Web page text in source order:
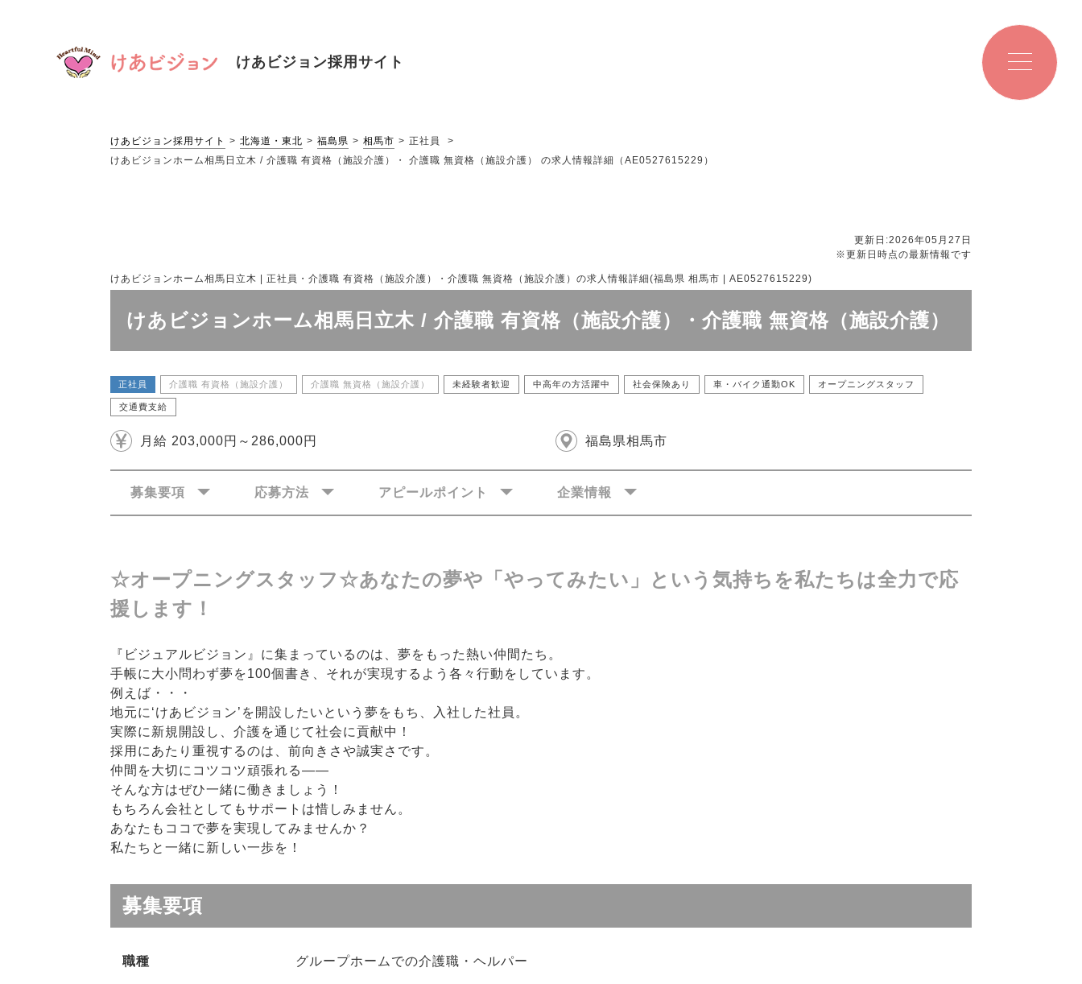
けあビジョン採用サイト
けあビジョン採用サイト 北海道・東北 福島県 相馬市
正社員
けあビジョンホーム相馬日立木 / 介護職 有資格（施設介護）・ 介護職 無資格（施設介護） の求人情報詳細（AE0527615229）
更新日:2026年05月27日
※更新日時点の最新情報です
けあビジョンホーム相馬日立木 | 正社員・介護職 有資格（施設介護）・介護職 無資格（施設介護）の求人情報詳細(福島県 相馬市 | AE0527615229)
けあビジョンホーム相馬日立木 / 介護職 有資格（施設介護）・介護職 無資格（施設介護）
正社員 介護職 有資格（施設介護） 介護職 無資格（施設介護） 未経験者歓迎 中高年の方活躍中 社会保険あり 車・バイク通勤OK オープニングスタッフ
交通費支給
月給 203,000円～286,000円 福島県相馬市
募集要項 応募方法 アピールポイント 企業情報
☆オープニングスタッフ☆あなたの夢や「やってみたい」という気持ちを私たちは全力で応
援します！
『ビジュアルビジョン』に集まっているのは、夢をもった熱い仲間たち。
手帳に大小問わず夢を100個書き、それが実現するよう各々行動をしています。
例えば・・・
地元に‘けあビジョン’を開設したいという夢をもち、入社した社員。
実際に新規開設し、介護を通じて社会に貢献中！
採用にあたり重視するのは、前向きさや誠実さです。
仲間を大切にコツコツ頑張れる――
そんな方はぜひ一緒に働きましょう！
もちろん会社としてもサポートは惜しみません。
あなたもココで夢を実現してみませんか？
私たちと一緒に新しい一歩を！
募集要項
職種 グループホームでの介護職・ヘルパー